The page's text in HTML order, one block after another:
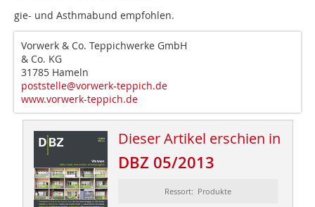
gie- und Asthmabund empfohlen.
Vorwerk & Co. Teppichwerke GmbH
& Co. KG
31785 Hameln
poststelle@vorwerk-teppich.de
www.vorwerk-teppich.de
Dieser Artikel erschien in
DBZ 05/2013
Ressort: Produkte